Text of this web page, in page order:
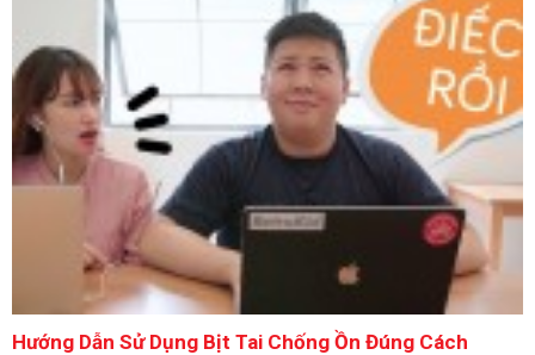
Hướng Dẫn Sử Dụng Bịt Tai Chống Ồn Đúng Cách